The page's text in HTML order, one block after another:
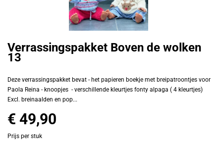
Verrassingspakket Boven de wolken
13
Deze verrassingspakket bevat - het papieren boekje met breipatroontjes voor
Paola Reina - knoopjes - verschillende kleurtjes fonty alpaga ( 4 kleurtjes)
Excl. breinaalden en pop...
€ 49,90
Prijs per stuk